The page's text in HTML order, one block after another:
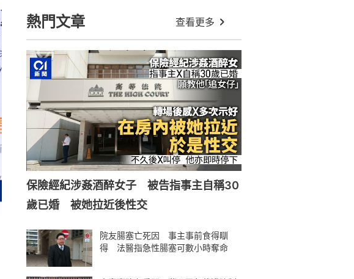
熱門文章 查看更多
保險經紀涉姦酒醉女子 被告指事主自稱30
歲已婚 被她拉近後性交
院友腸塞亡死因 事主事前食得瞓
得 法醫指急性腸塞可數小時奪命